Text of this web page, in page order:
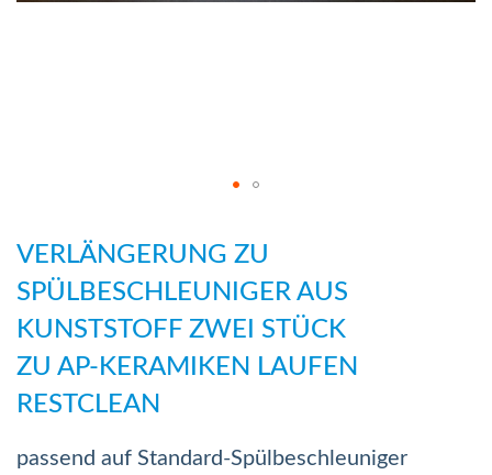
VERLÄNGERUNG ZU
SPÜLBESCHLEUNIGER AUS
KUNSTSTOFF ZWEI STÜCK
ZU AP-KERAMIKEN LAUFEN
RESTCLEAN
passend auf Standard-Spülbeschleuniger
Anfang
Bildergalerie
springen